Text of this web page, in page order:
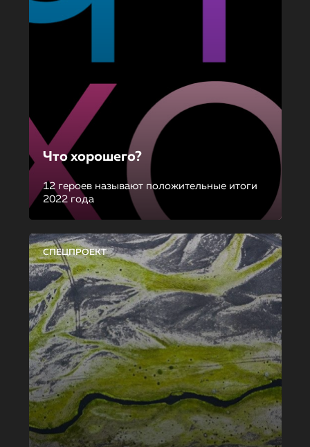
Что хорошего?
12 героев называют положительные итоги
2022 года
СПЕЦПРОЕКТ